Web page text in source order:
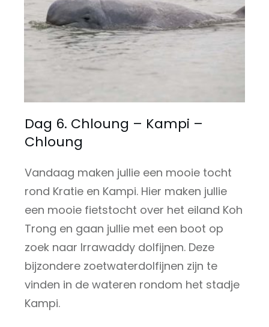
Dag 6. Chloung – Kampi –
Chloung
Vandaag maken jullie een mooie tocht
rond Kratie en Kampi. Hier maken jullie
een mooie fietstocht over het eiland Koh
Trong en gaan jullie met een boot op
zoek naar Irrawaddy dolfijnen. Deze
bijzondere zoetwaterdolfijnen zijn te
vinden in de wateren rondom het stadje
Kampi.